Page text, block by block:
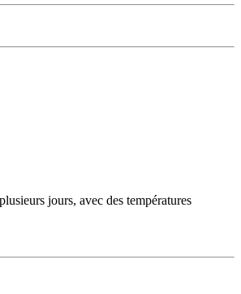
jours, avec des températures